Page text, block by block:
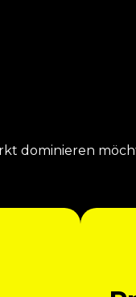
dominieren